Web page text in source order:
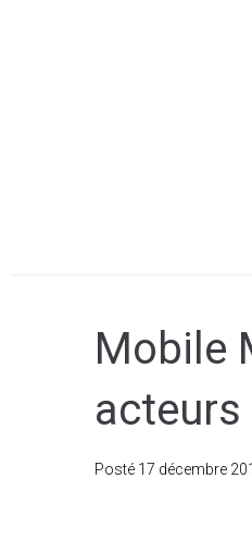
Mobile
acteurs
Posté 17 décembre